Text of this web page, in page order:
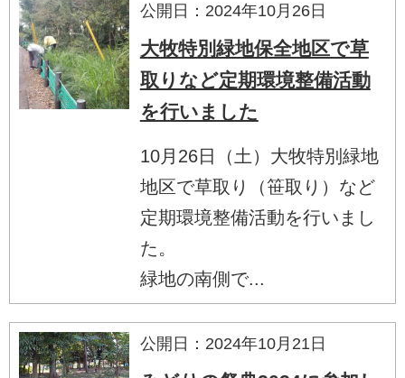
公開日：2024年10月26日
大牧特別緑地保全地区で草
取りなど定期環境整備活動
を行いました
10月26日（土）大牧特別緑地
地区で草取り（笹取り）など
定期環境整備活動を行いまし
た。
緑地の南側で...
公開日：2024年10月21日